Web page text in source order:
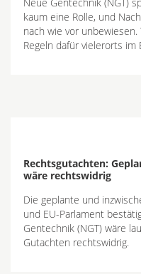
kaum eine Rolle, und
nach wie vor
Regeln dafür vielerorts
Rechtsgutachten:
wäre rechtswidrig
Die geplante und
und EU-Parlament
Gentechnik (NGT) wäre
Gutachten rechtswidrig.